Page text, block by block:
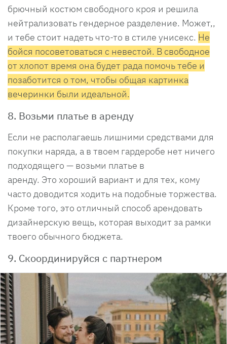
брючный костюм свободного кроя и решила
нейтрализовать гендерное разделение. Может,,
и тебе стоит надеть что-то в стиле унисекс. Не
бойся посоветоваться с невестой. В свободное
от хлопот время она будет рада помочь тебе и
позаботится о том, чтобы общая картинка
вечеринки были идеальной.
8. Возьми платье в аренду
Если не располагаешь лишними средствами для
покупки наряда, а в твоем гардеробе нет ничего
подходящего — возьми платье в
аренду. Это хороший вариант и для тех, кому
часто доводится ходить на подобные торжества.
Кроме того, это отличный способ арендовать
дизайнерскую вещь, которая выходит за рамки
твоего обычного бюджета.
9. Скоординируйся с партнером